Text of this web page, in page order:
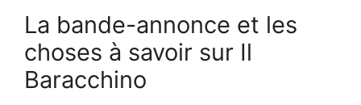
La bande-annonce et les
choses à savoir sur Il
Baracchino